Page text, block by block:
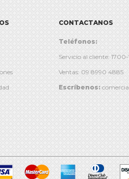
CONTACTANOS
Teléfonos:
Servicio al cliente:
Ventas: 09 8990 4885
Escríbenos: